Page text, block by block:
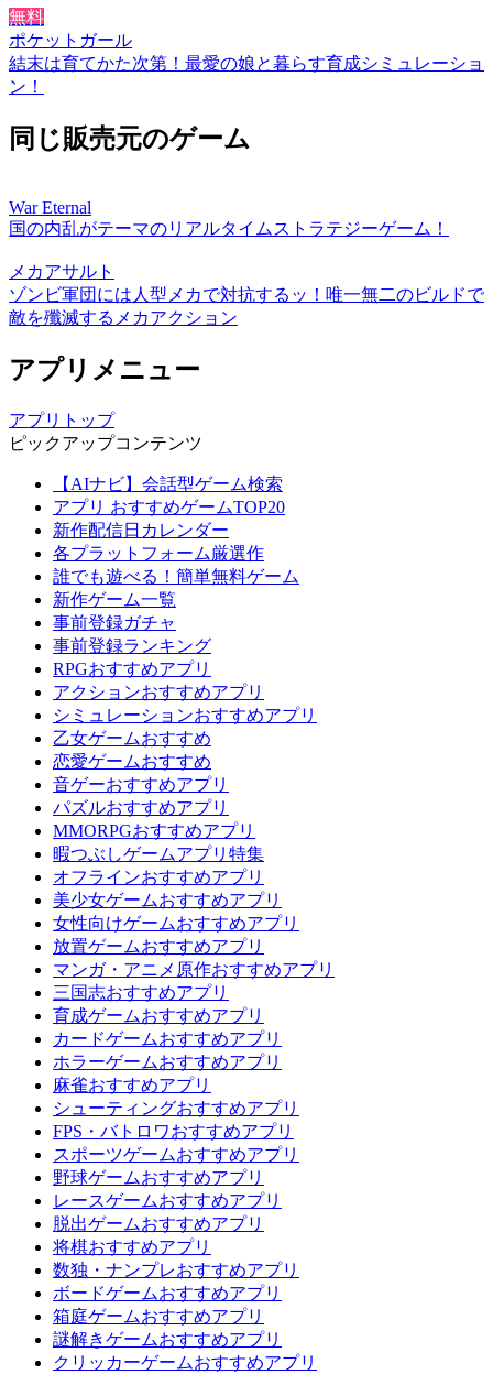
無料
ポケットガール
結末は育てかた次第！最愛の娘と暮らす育成シミュレーショ
ン！
同じ販売元のゲーム
War Eternal
国の内乱がテーマのリアルタイムストラテジーゲーム！
メカアサルト
ゾンビ軍団には人型メカで対抗するッ！唯一無二のビルドで
敵を殲滅するメカアクション
アプリメニュー
アプリトップ
ピックアップコンテンツ
【AIナビ】会話型ゲーム検索
アプリ おすすめゲームTOP20
新作配信日カレンダー
各プラットフォーム厳選作
誰でも遊べる！簡単無料ゲーム
新作ゲーム一覧
事前登録ガチャ
事前登録ランキング
RPGおすすめアプリ
アクションおすすめアプリ
シミュレーションおすすめアプリ
乙女ゲームおすすめ
恋愛ゲームおすすめ
音ゲーおすすめアプリ
パズルおすすめアプリ
MMORPGおすすめアプリ
暇つぶしゲームアプリ特集
オフラインおすすめアプリ
美少女ゲームおすすめアプリ
女性向けゲームおすすめアプリ
放置ゲームおすすめアプリ
マンガ・アニメ原作おすすめアプリ
三国志おすすめアプリ
育成ゲームおすすめアプリ
カードゲームおすすめアプリ
ホラーゲームおすすめアプリ
麻雀おすすめアプリ
シューティングおすすめアプリ
FPS・バトロワおすすめアプリ
スポーツゲームおすすめアプリ
野球ゲームおすすめアプリ
レースゲームおすすめアプリ
脱出ゲームおすすめアプリ
将棋おすすめアプリ
数独・ナンプレおすすめアプリ
ボードゲームおすすめアプリ
箱庭ゲームおすすめアプリ
謎解きゲームおすすめアプリ
クリッカーゲームおすすめアプリ